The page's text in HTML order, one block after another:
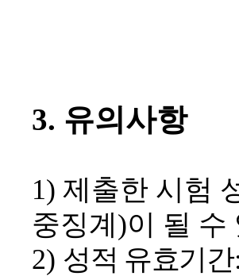
3. 유의사항
1) 제출한 시험
중징계 )이 될 수
2) 성적 유효기간: